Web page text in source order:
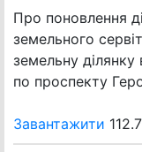
Про поновлення
земельного
земельну
по проспекту
Завантажити